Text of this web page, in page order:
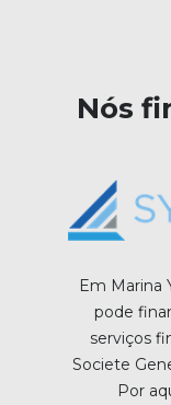
Nós
Em Marina
pode
serviços
Societe
Por